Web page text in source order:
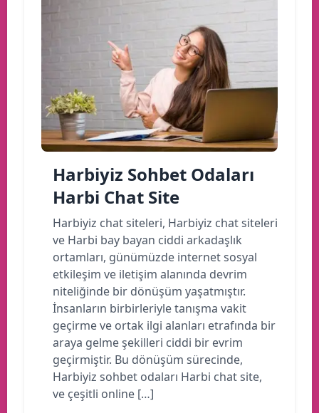
Harbiyiz Sohbet Odaları
Harbi Chat Site
Harbiyiz chat siteleri, Harbiyiz chat siteleri
ve Harbi bay bayan ciddi arkadaşlık
ortamları, günümüzde internet sosyal
etkileşim ve iletişim alanında devrim
niteliğinde bir dönüşüm yaşatmıştır.
İnsanların birbirleriyle tanışma vakit
geçirme ve ortak ilgi alanları etrafında bir
araya gelme şekilleri ciddi bir evrim
geçirmiştir. Bu dönüşüm sürecinde,
Harbiyiz sohbet odaları Harbi chat site,
ve çeşitli online […]